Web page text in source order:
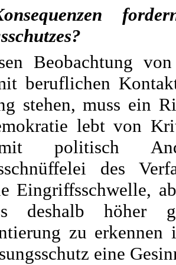
Beobachtung
beruflichen
stehen, muss ein
lebt von
politisch
des
Eingriffsschwelle,
deshalb höher
zu
eine